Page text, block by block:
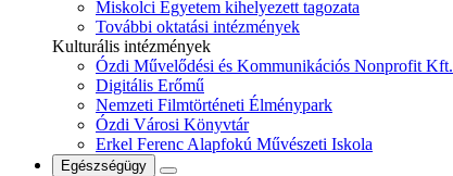
Miskolci Egyetem kihelyezett tagozata
További oktatási intézmények
Kulturális intézmények
Ózdi Művelődési és Kommunikációs Nonprofit Kft.
Digitális Erőmű
Nemzeti Filmtörténeti Élménypark
Ózdi Városi Könyvtár
Erkel Ferenc Alapfokú Művészeti Iskola
Egészségügy